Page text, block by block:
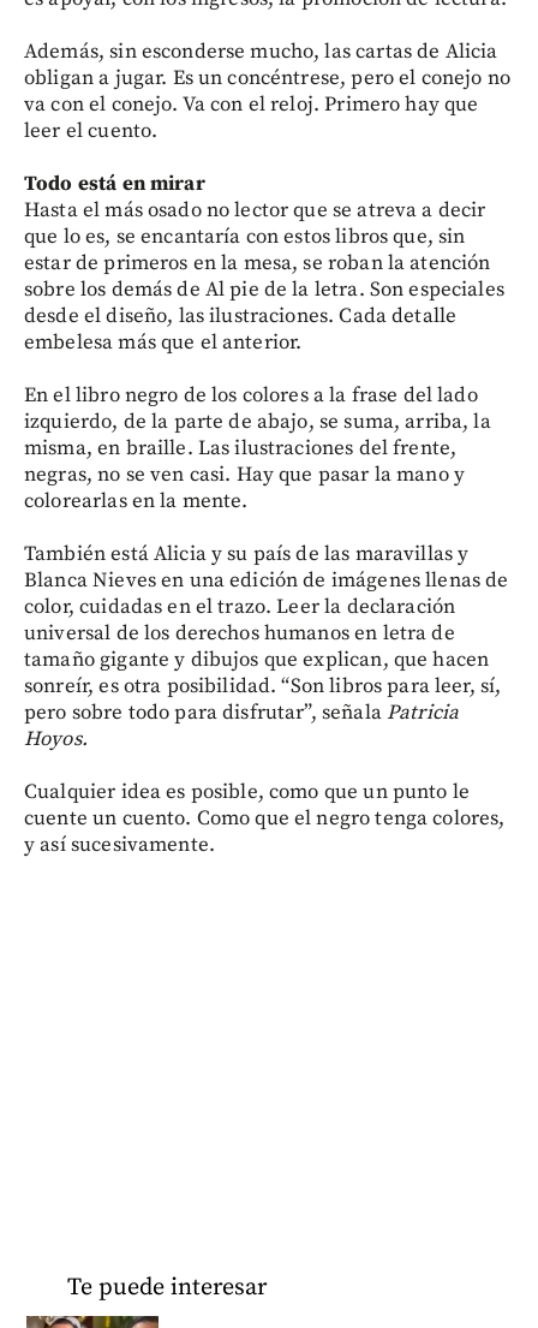
Además, sin esconderse mucho, las cartas de Alicia
obligan a jugar. Es un concéntrese, pero el conejo no
va con el conejo. Va con el reloj. Primero hay que
leer el cuento.
Todo está en mirar
Hasta el más osado no lector que se atreva a decir
que lo es, se encantaría con estos libros que, sin
estar de primeros en la mesa, se roban la atención
sobre los demás de Al pie de la letra. Son especiales
desde el diseño, las ilustraciones. Cada detalle
embelesa más que el anterior.
En el libro negro de los colores a la frase del lado
izquierdo, de la parte de abajo, se suma, arriba, la
misma, en braille. Las ilustraciones del frente,
negras, no se ven casi. Hay que pasar la mano y
colorearlas en la mente.
También está Alicia y su país de las maravillas y
Blanca Nieves en una edición de imágenes llenas de
color, cuidadas en el trazo. Leer la declaración
universal de los derechos humanos en letra de
tamaño gigante y dibujos que explican, que hacen
sonreír, es otra posibilidad. “Son libros para leer, sí,
pero sobre todo para disfrutar”, señalaPatricia
Hoyos.
Cualquier idea es posible, como que un punto le
cuente un cuento. Como que el negro tenga colores,
y así sucesivamente.
Te puede interesar